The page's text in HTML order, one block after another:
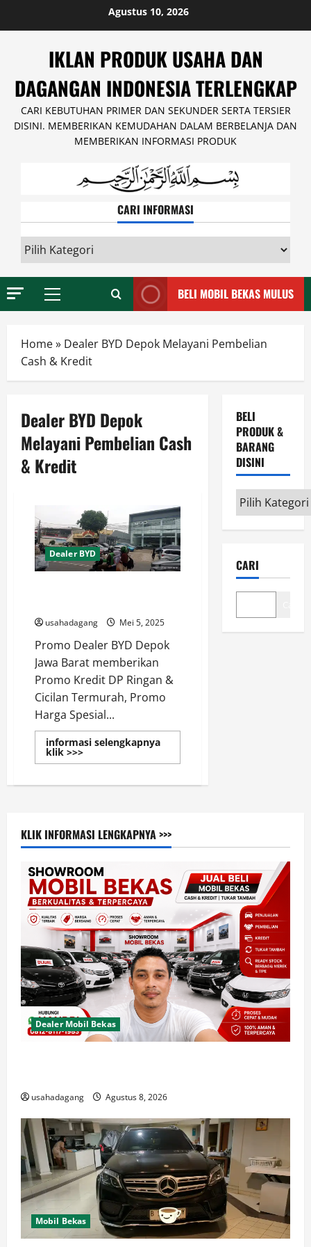
Agustus 10, 2026
IKLAN PRODUK USAHA DAN
DAGANGAN INDONESIA TERLENGKAP
CARI KEBUTUHAN PRIMER DAN SEKUNDER SERTA TERSIER
DISINI. MEMBERIKAN KEMUDAHAN DALAM BERBELANJA DAN
MEMBERIKAN INFORMASI PRODUK
CARI INFORMASI
INFORMASI
Primary
BELI MOBIL BEKAS MULUS
Home» Dealer BYD Depok Melayani Pembelian
Cash & Kredit
Dealer BYD Depok
Melayani Pembelian Cash
& Kredit
Dealer BYD
usahadagang Mei 5, 2025
Promo Dealer BYD Depok
Jawa Barat memberikan
Promo Kredit DP Ringan &
Cicilan Termurah, Promo
Harga Spesial...
informasi selengkapnya
klik >>>Read
more
BYD
Termurah
&
Harga
BELI
PRODUK &
BARANG
DISINI
Beli
Produk
&
disini
CARI
KLIK INFORMASI LENGKAPNYA >>>
Dealer Mobil Bekas
usahadagang Agustus 8, 2026
Mobil Bekas